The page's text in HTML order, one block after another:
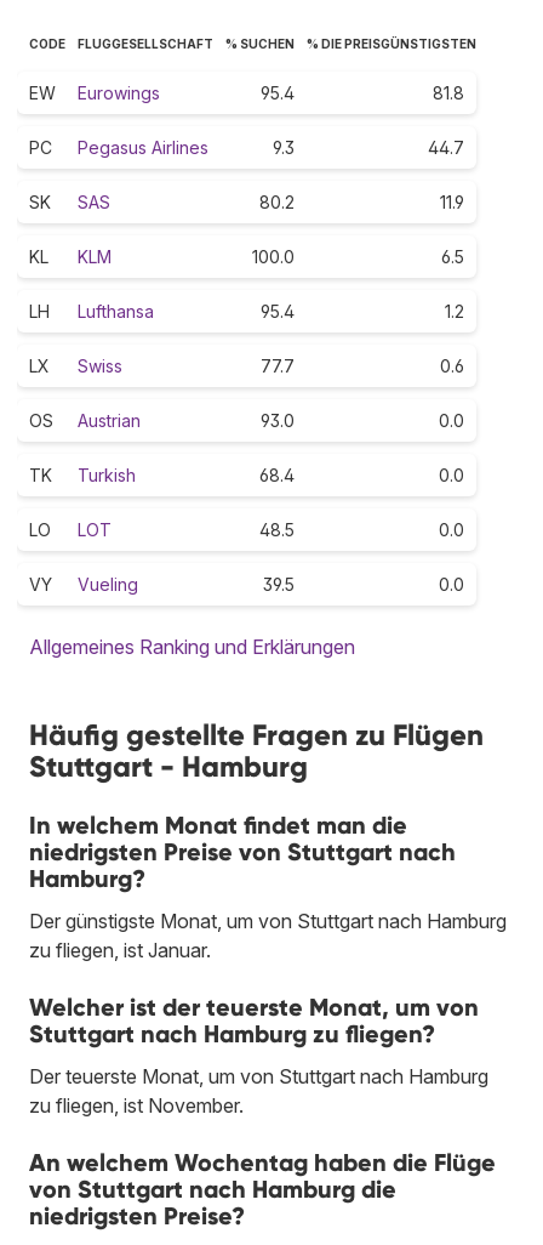
CODE FLUGGESELLSCHAFT % SUCHEN % DIE PREISGÜNSTIGSTEN
EW Eurowings 95.4 81.8
PC Pegasus Airlines 9.3 44.7
SK SAS 80.2 11.9
KL KLM 100.0 6.5
LH Lufthansa 95.4 1.2
LX Swiss 77.7 0.6
OS Austrian 93.0 0.0
TK Turkish 68.4 0.0
LO LOT 48.5 0.0
VY Vueling 39.5 0.0
Allgemeines Ranking und Erklärungen
Häufig gestellte Fragen zu Flügen
Stuttgart - Hamburg
In welchem Monat findet man die
niedrigsten Preise von Stuttgart nach
Hamburg?
Der günstigste Monat, um von Stuttgart nach Hamburg
zu fliegen, ist Januar.
Welcher ist der teuerste Monat, um von
Stuttgart nach Hamburg zu fliegen?
Der teuerste Monat, um von Stuttgart nach Hamburg
zu fliegen, ist November.
An welchem Wochentag haben die Flüge
von Stuttgart nach Hamburg die
niedrigsten Preise?